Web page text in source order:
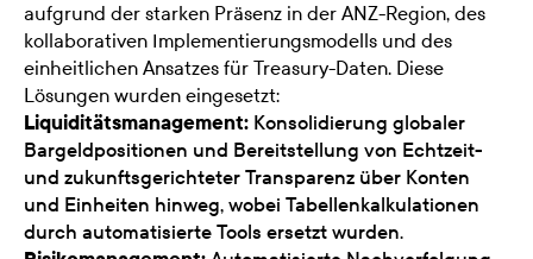
aufgrund der starken Präsenz in der ANZ-Region, des
kollaborativen Implementierungsmodells und des
einheitlichen Ansatzes für Treasury-Daten. Diese
Lösungen wurden eingesetzt:
Liquiditätsmanagement: Konsolidierung globaler
Bargeldpositionen und Bereitstellung von Echtzeit-
und zukunftsgerichteter Transparenz über Konten
und Einheiten hinweg, wobei Tabellenkalkulationen
durch automatisierte Tools ersetzt wurden.